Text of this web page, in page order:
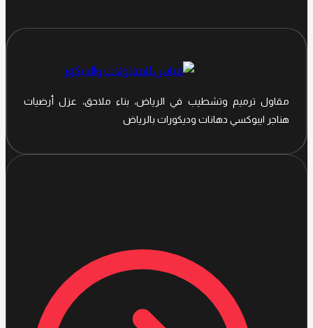
الابداع
المساحات
الداخلية
مقاول ترميم وتشطيب في الرياض، بناء ملاحق، عزل أرضيات
هناجر ايبوكسي دهانات وديكورات بالرياض